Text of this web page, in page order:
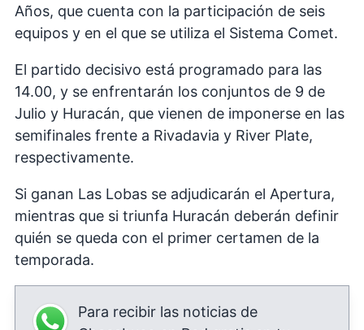
Años, que cuenta con la participación de seis
equipos y en el que se utiliza el Sistema Comet.
El partido decisivo está programado para las
14.00, y se enfrentarán los conjuntos de 9 de
Julio y Huracán, que vienen de imponerse en las
semifinales frente a Rivadavia y River Plate,
respectivamente.
Si ganan Las Lobas se adjudicarán el Apertura,
mientras que si triunfa Huracán deberán definir
quién se queda con el primer certamen de la
temporada.
Para recibir las noticias de